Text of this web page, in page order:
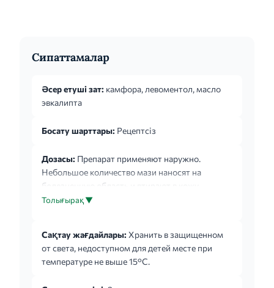
Сипаттамалар
Әсер етуші зат: камфора, левоментол, масло
эвкалипта
Босату шарттары: Рецептсіз
Дозасы: Препарат применяют наружно.
Небольшое количество мази наносят на
болезненную область и втирают в кожу
легкими массажными движениями. Процедуру
недель использования препарата пациенту
следует проконсультироваться с врачом.
Толығырақ ▼
Сақтау жағдайлары: Хранить в защищенном
от света, недоступном для детей месте при
температуре не выше 15°C.